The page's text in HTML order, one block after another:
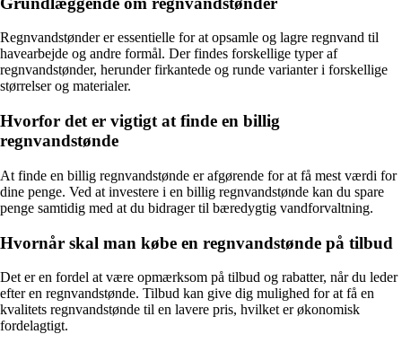
Regnvandstønder er essentielle for at opsamle og lagre regnvand til
havearbejde og andre formål. Der findes forskellige typer af
regnvandstønder, herunder firkantede og runde varianter i forskellige
størrelser og materialer.
Hvorfor det er vigtigt at finde en billig
regnvandstønde
At finde en billig regnvandstønde er afgørende for at få mest værdi for
dine penge. Ved at investere i en billig regnvandstønde kan du spare
penge samtidig med at du bidrager til bæredygtig vandforvaltning.
Hvornår skal man købe en regnvandstønde på tilbud
Det er en fordel at være opmærksom på tilbud og rabatter, når du leder
efter en regnvandstønde. Tilbud kan give dig mulighed for at få en
kvalitets regnvandstønde til en lavere pris, hvilket er økonomisk
fordelagtigt.